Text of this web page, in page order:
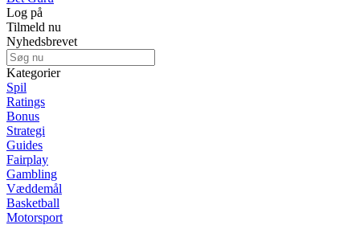
Log på
Tilmeld nu
Nyhedsbrevet
Kategorier
Spil
Ratings
Bonus
Strategi
Guides
Fairplay
Gambling
Væddemål
Basketball
Motorsport